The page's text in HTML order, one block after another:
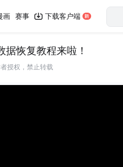
画 赛事 下载客户端
恢复教程来啦！
授权，禁止转载